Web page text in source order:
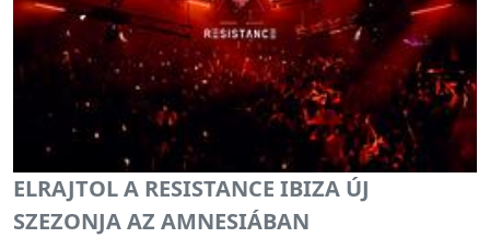
ELRAJTOL A RESISTANCE IBIZA ÚJ
SZEZONJA AZ AMNESIÁBAN